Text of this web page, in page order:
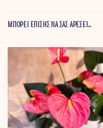
ΜΠΟΡΕΙ ΕΠΙΣΗΣ ΝΑ ΣΑΣ ΑΡΕΣΕΙ…